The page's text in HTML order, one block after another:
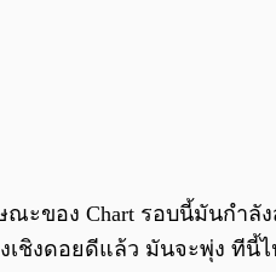
ณะของ Chart รอบนี้มันกำลั
ชิงดอยดีแล้ว มันจะพุ่ง ทีนี้